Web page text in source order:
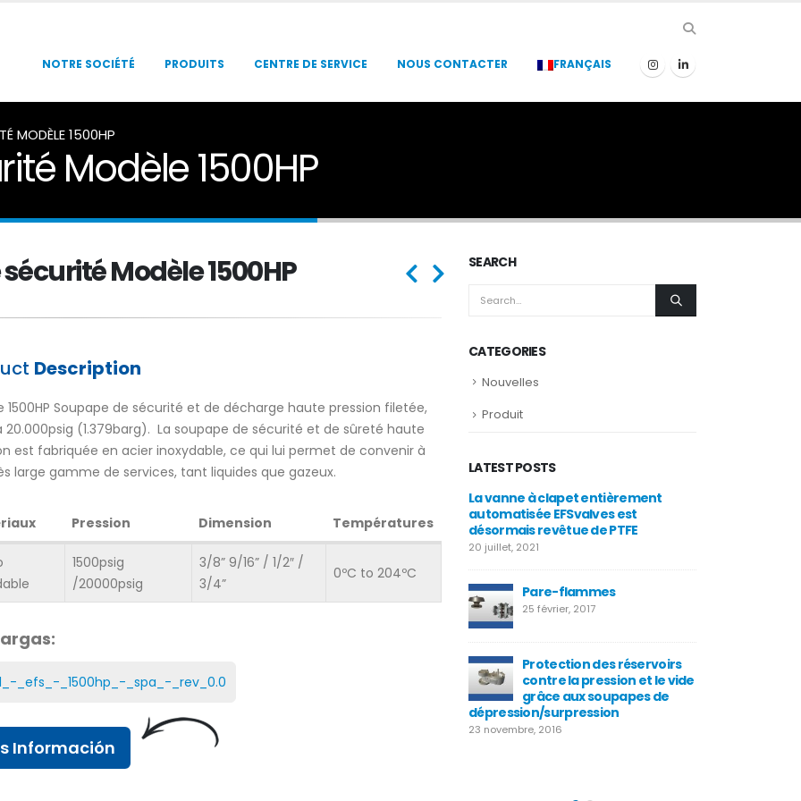
NOTRE SOCIÉTÉ PRODUITS CENTRE DE SERVICE NOUS CONTACTER FRANÇAIS
MODÈLE 1500HP
Modèle 1500HP
Modèle 1500HP
Description
1500HP Soupape de sécurité et de décharge haute pression filetée,
20.000psig (1.379barg). La soupape de sécurité et de sûreté haute
est fabriquée en acier inoxydable, ce qui lui permet de convenir à
large gamme de services, tant liquides que gazeux.
Pression Dimension Températures
1500psig
/20000psig
3/8” 9/16” / 1/2″ /
3/4”
0ºC to 204ºC
_efs_-_1500hp_-_spa_-_rev_0.0
Información
SEARCH
CATEGORIES
Nouvelles
Produit
LATEST POSTS
est
PTFE
et le vide
de
EFSVALVES
25 août, 2016
Nouvelle soupape de
Düsseldorf
25 décembre, 2014
La vanne à clapet entièrement
automatisée EFSvalves est
désormais revêtue de PTFE
Pare-flammes
Protection des réservoirs
contre la pression et le vide
grâce aux soupapes de
dépression/surpression
Vannes à flotteur
EFSVALVES
25 août, 2016
Nouvelle soupape de
Valve World Düsseldorf
25 décembre, 2014